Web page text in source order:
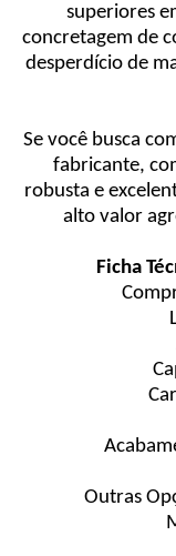
superiores
concretagem de
desperdício de
Se você busca
fabricante,
robusta e
alto valor
Ficha
Outras